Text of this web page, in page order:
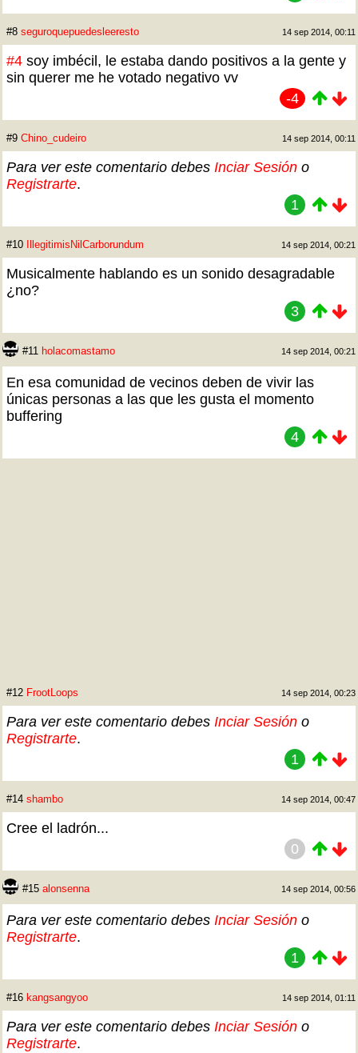
#8 seguroquepuedesleeresto 14 sep 2014, 00:11
#4 soy imbécil, le estaba dando positivos a la gente y
sin querer me he votado negativo vv
-4
#9 Chino_cudeiro 14 sep 2014, 00:11
Para ver este comentario debes Inciar Sesión o
Registrarte.
1
#10 IllegitimisNilCarborundum 14 sep 2014, 00:21
Musicalmente hablando es un sonido desagradable
¿no?
3
#11 holacomastamo 14 sep 2014, 00:21
En esa comunidad de vecinos deben de vivir las
únicas personas a las que les gusta el momento
buffering
4
#12 FrootLoops 14 sep 2014, 00:23
Para ver este comentario debes Inciar Sesión o
Registrarte.
1
#14 shambo 14 sep 2014, 00:47
Cree el ladrón...
0
#15 alonsenna 14 sep 2014, 00:56
Para ver este comentario debes Inciar Sesión o
Registrarte.
1
#16 kangsangyoo 14 sep 2014, 01:11
Para ver este comentario debes Inciar Sesión o
Registrarte.